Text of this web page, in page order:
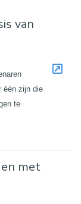
van
één zijn die
te
met